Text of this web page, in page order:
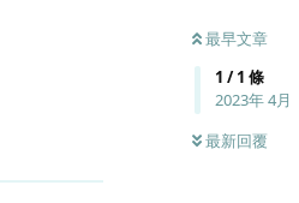
最早文章
1 /1 條
2023年 4月
最新回覆